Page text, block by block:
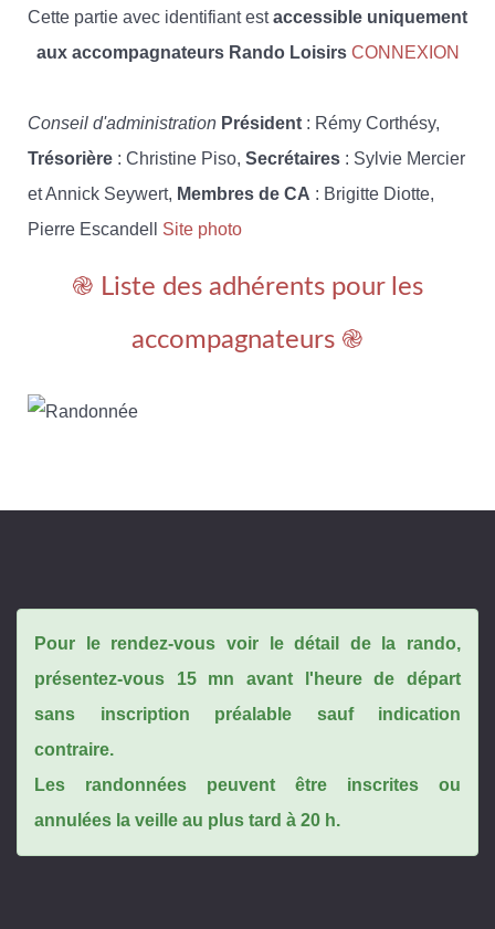
Cette partie avec identifiant estaccessible uniquement
aux accompagnateurs Rando Loisirs CONNEXION
Conseil d'administration Président : Rémy Corthésy,
Trésorière : Christine Piso, Secrétaires : Sylvie Mercier
et Annick Seywert, Membres de CA : Brigitte Diotte,
Pierre Escandell Site photo
֎ Liste des adhérents pour les
accompagnateurs ֎
Pour le rendez-vous voir le détail de la rando,
présentez-vous 15 mn avant l'heure de départ
sans inscription préalable sauf indication
contraire.
Les randonnées peuvent être inscrites ou
annulées la veille au plus tard à 20 h.